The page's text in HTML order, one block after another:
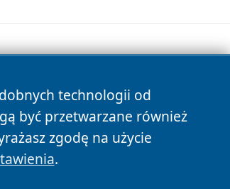
technologii od
być przetwarzane również
zgodę na użycie
.